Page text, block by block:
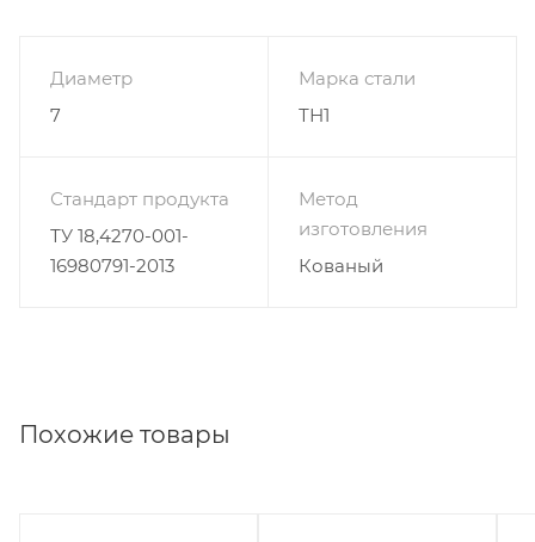
Диаметр
7
Марка стали
ТН1
Стандарт продукта
ТУ 18,4270-001-
16980791-2013
Метод
изготовления
Кованый
Похожие товары